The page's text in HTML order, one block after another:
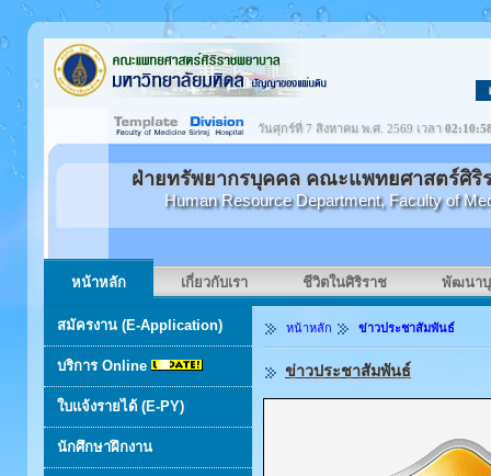
ฝ่ายทรัพยากรบุคคล คณะแพทยศาสตร์ศิริ
Human Resource Department, Faculty of
วันศุกร์ที่ 7 สิงหาคม พ.ศ. 2569 เวลา
หน้าหลัก เกี่ยวกับเรา ชีวิตในศิริราช พัฒนา
สมัครงาน (E-Application)
บริการ Online
ใบแจ้งรายได้ (E-PY)
นักศึกษาฝึกงาน
หน้าหลัก ข่าวประชาสัมพันธ์
ข่าวประชาสัมพันธ์